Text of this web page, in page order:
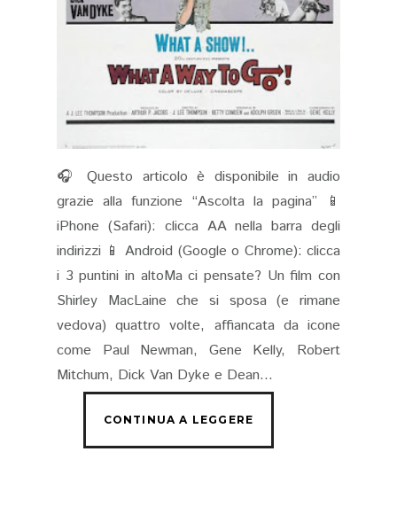
🎧 Questo articolo è disponibile in audio
grazie alla funzione “Ascolta la pagina” 📱
iPhone (Safari): clicca AA nella barra degli
indirizzi 📱 Android (Google o Chrome): clicca
i 3 puntini in altoMa ci pensate? Un film con
Shirley MacLaine che si sposa (e rimane
vedova) quattro volte, affiancata da icone
come Paul Newman, Gene Kelly, Robert
Mitchum, Dick Van Dyke e Dean...